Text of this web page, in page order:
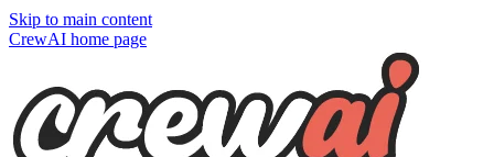
Skip to main content
CrewAI home page